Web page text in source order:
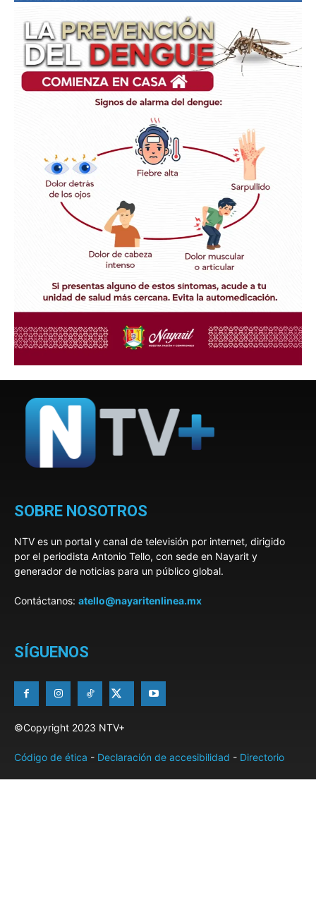
SOBRE NOSOTROS
NTV es un portal y canal de televisión por internet, dirigido
por el periodista Antonio Tello, con sede en Nayarit y
generador de noticias para un público global.
Contáctanos: atello@nayaritenlinea.mx
SÍGUENOS
©Copyright 2023 NTV+
Código de ética - Declaración de accesibilidad - Directorio